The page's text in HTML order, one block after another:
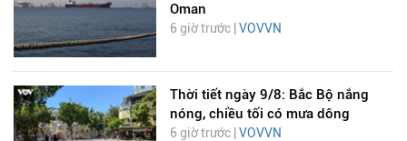
Oman
6 giờ trước | VOVVN
Thời tiết ngày 9/8: Bắc Bộ nắng
nóng, chiều tối có mưa dông
6 giờ trước | VOVVN